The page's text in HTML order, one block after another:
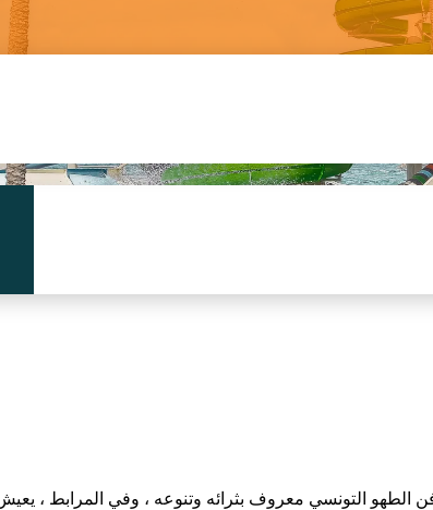
الطهو التونسي معروف بثرائه وتنوعه ، وفي المرابط ،